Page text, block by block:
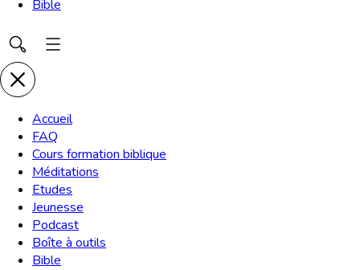
Bible
Accueil
FAQ
Cours formation biblique
Méditations
Etudes
Jeunesse
Podcast
Boîte à outils
Bible